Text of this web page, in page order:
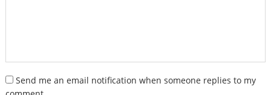
Send me an email notification when someone replies to my